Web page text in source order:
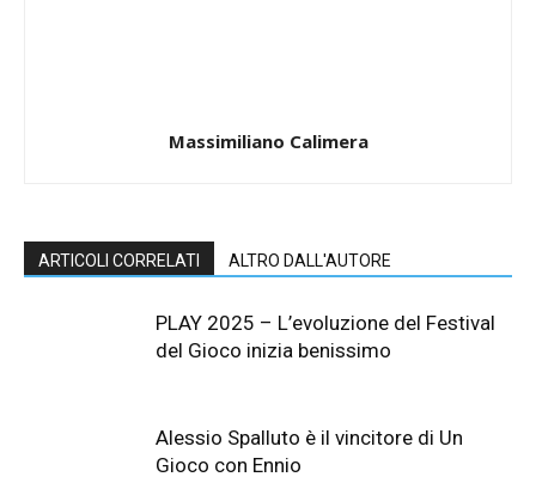
Massimiliano Calimera
ARTICOLI CORRELATI ALTRO DALL'AUTORE
PLAY 2025 – L’evoluzione del Festival
del Gioco inizia benissimo
Alessio Spalluto è il vincitore di Un
Gioco con Ennio